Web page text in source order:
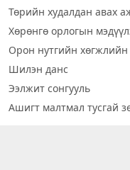
Төрийн худалдан авах
Хөрөнгө орлогын
Орон нутгийн хөгжлийн
Шилэн данс
Ээлжит сонгууль
Ашигт малтмал тусгай